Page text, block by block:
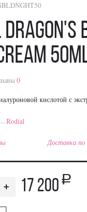
Dragon's
0
кислотой с
Rodial
Доставка по
17 200 a